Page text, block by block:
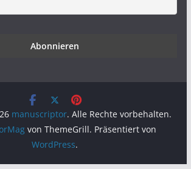
manuscriptor. Alle Rechte vorbehalten.
von ThemeGrill. Präsentiert von
WordPress.